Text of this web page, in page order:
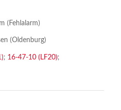
(Fehlalarm)
(Oldenburg)
; 16-47-10 (LF20);